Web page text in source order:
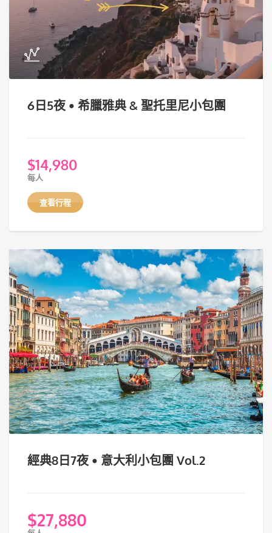
6日5夜 • 希臘雅典 & 聖托里尼小包團
$14,980
每人
查看行程
經典8日7夜 • 意大利小包團 Vol.2
$27,880